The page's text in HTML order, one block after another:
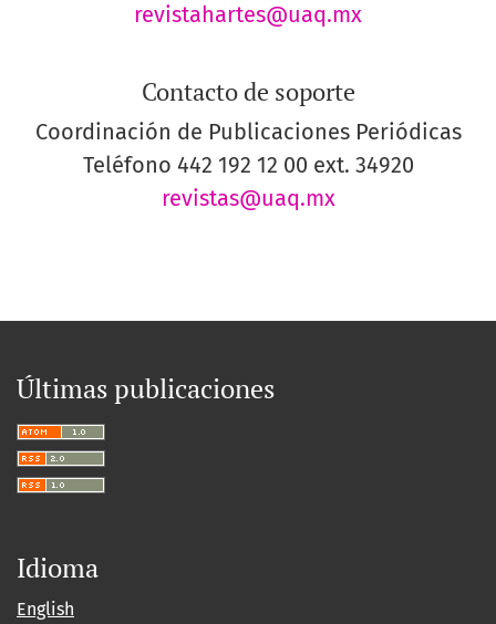
revistahartes@uaq.mx
Contacto de soporte
Coordinación de Publicaciones Periódicas
Teléfono 442 192 12 00 ext. 34920
revistas@uaq.mx
Últimas publicaciones
Idioma
English